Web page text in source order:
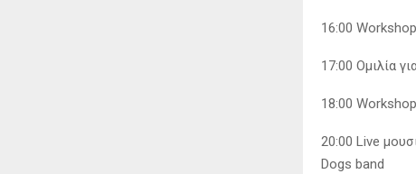
16:00
17:00 Ομιλία
18:00
20:00 Live
Dogs band